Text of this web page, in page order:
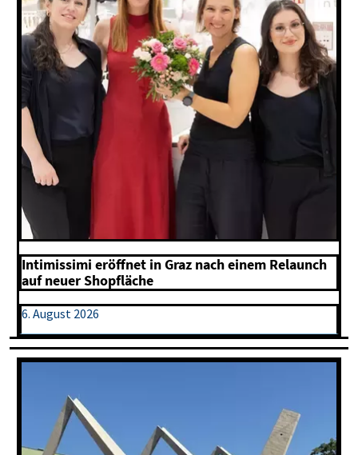
Intimissimi eröffnet in Graz nach einem Relaunch
auf neuer Shopfläche
6. August 2026